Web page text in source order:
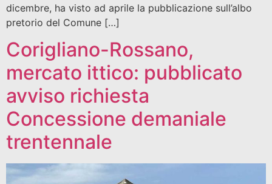
dicembre, ha visto ad aprile la pubblicazione sull’albo
pretorio del Comune […]
Corigliano-Rossano,
mercato ittico: pubblicato
avviso richiesta
Concessione demaniale
trentennale